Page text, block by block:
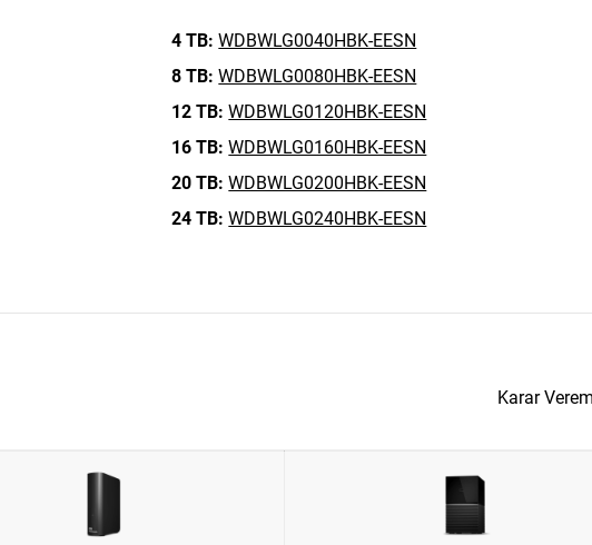
4 TB: WDBWLG0040HBK-EESN
8 TB: WDBWLG0080HBK-EESN
12 TB: WDBWLG0120HBK-EESN
16 TB: WDBWLG0160HBK-EESN
20 TB: WDBWLG0200HBK-EESN
24 TB: WDBWLG0240HBK-EESN
Karar